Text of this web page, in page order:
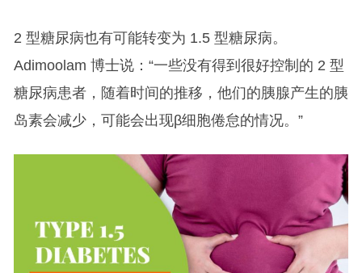
2 型糖尿病也有可能转变为 1.5 型糖尿病。
Adimoolam 博士说：“一些没有得到很好控制的 2 型
糖尿病患者，随着时间的推移，他们的胰腺产生的胰
岛素会减少，可能会出现β细胞倦怠的情况。”